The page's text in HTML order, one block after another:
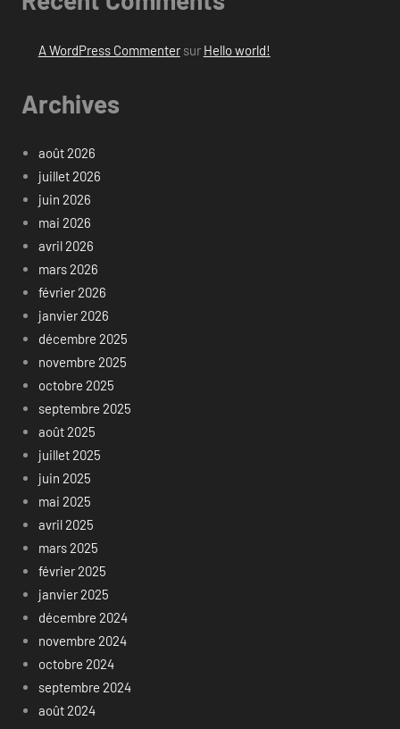
A WordPress Commentersur Hello world!
Archives
août 2026
juillet 2026
juin 2026
mai 2026
avril 2026
mars 2026
février 2026
janvier 2026
décembre 2025
novembre 2025
octobre 2025
septembre 2025
août 2025
juillet 2025
juin 2025
mai 2025
avril 2025
mars 2025
février 2025
janvier 2025
décembre 2024
novembre 2024
octobre 2024
septembre 2024
août 2024